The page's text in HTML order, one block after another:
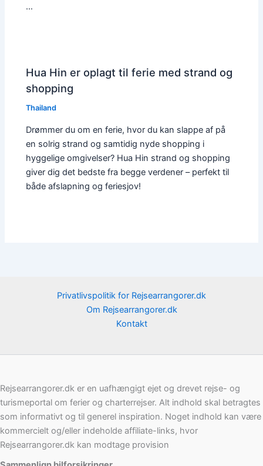
…
Hua Hin er oplagt til ferie med strand og
shopping
Thailand
Drømmer du om en ferie, hvor du kan slappe af på
en solrig strand og samtidig nyde shopping i
hyggelige omgivelser? Hua Hin strand og shopping
giver dig det bedste fra begge verdener – perfekt til
både afslapning og feriesjov!
Privatlivspolitik for Rejsearrangorer.dk
Om Rejsearrangorer.dk
Kontakt
Rejsearrangorer.dk er en uafhængigt ejet og drevet rejse- og
turismeportal om ferier og charterrejser. Alt indhold skal betragtes
som informativt og til generel inspiration. Noget indhold kan være
kommercielt og/eller indeholde affiliate-links, hvor
Rejsearrangorer.dk kan modtage provision